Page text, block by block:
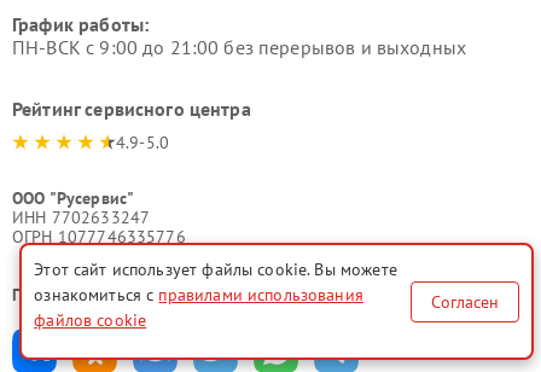
График работы:
ПН-ВСК с 9:00 до 21:00 без перерывов и выходных
Рейтинг сервисного центра
4.9-5.0
ООО "Русервис"
ИНН 7702633247
ОГРН 1077746335776
Поделиться в соц. сетях:
Этот сайт использует файлы cookie. Вы можете
ознакомиться с правилами использования
файлов cookie
Согласен